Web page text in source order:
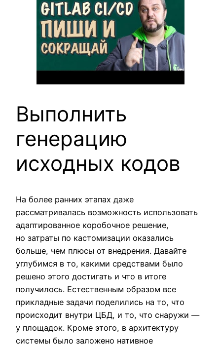
Выполнить
генерацию
исходных кодов
На более ранних этапах даже
рассматривалась возможность использовать
адаптированное коробочное решение,
но затраты по кастомизации оказались
больше, чем плюсы от внедрения. Давайте
углубимся в то, какими средствами было
решено этого достигать и что в итоге
получилось. Естественным образом все
прикладные задачи поделились на то, что
происходит внутри ЦБД, и то, что снаружи —
у площадок. Кроме этого, в архитектуру
системы было заложено нативное